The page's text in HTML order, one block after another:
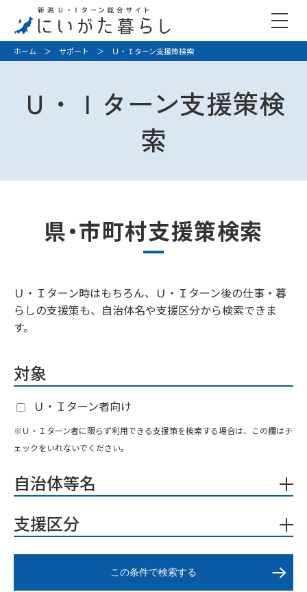
ホーム ＞ サポート ＞ Ｕ・Ｉターン支援策検索
Ｕ・Ｉターン支援策検
索
県・市町村支援策検索
Ｕ・Ｉターン時はもちろん、Ｕ・Ｉターン後の仕事・暮
らしの支援策も、自治体名や支援区分から検索できま
す。
対象
Ｕ・Ｉターン者向け
※Ｕ・Ｉターン者に限らず利用できる支援策を検索する場合は、この欄はチ
ェックをいれないでください。
自治体等名
支援区分
この条件で検索する